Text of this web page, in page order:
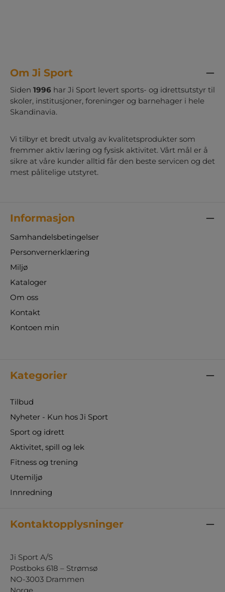
Om Ji Sport
Siden 1996 har Ji Sport levert sports- og idrettsutstyr til
skoler, institusjoner, foreninger og barnehager i hele
Skandinavia.
Vi tilbyr et bredt utvalg av kvalitetsprodukter som
fremmer aktiv læring og fysisk aktivitet. Vårt mål er å
sikre at våre kunder alltid får den beste servicen og det
mest pålitelige utstyret.
Informasjon
Samhandelsbetingelser
Personvernerklæring
Miljø
Kataloger
Om oss
Kontakt
Kontoen min
Kategorier
Tilbud
Nyheter - Kun hos Ji Sport
Sport og idrett
Aktivitet, spill og lek
Fitness og trening
Utemiljø
Innredning
Kontaktopplysninger
Ji Sport A/S
Postboks 618 – Strømsø
NO-3003 Drammen
Norge